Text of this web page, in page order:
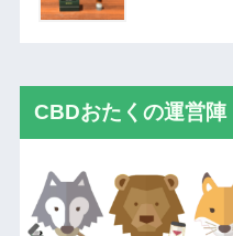
CBDおたくの運営陣